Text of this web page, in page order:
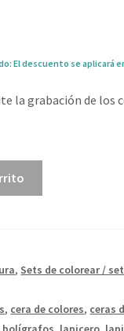
El descuento se aplicará
la grabación de los
,Sets de colorear /
, cera de colores, ceras